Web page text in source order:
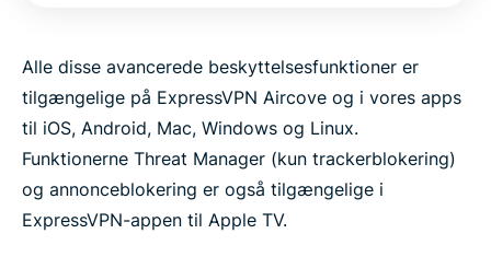
Alle disse avancerede beskyttelsesfunktioner er
tilgængelige på ExpressVPN Aircove og i vores apps
til iOS, Android, Mac, Windows og Linux.
Funktionerne Threat Manager (kun trackerblokering)
og annonceblokering er også tilgængelige i
ExpressVPN-appen til Apple TV.